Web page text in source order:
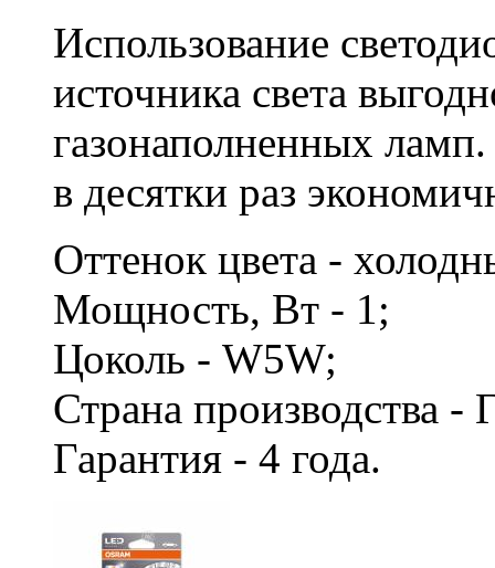
Использование
источника света
газонаполненных
в десятки раз
Оттенок цвета -
Мощность, Вт - 1;
Цоколь - W5W;
Страна производства
Гарантия - 4 года.